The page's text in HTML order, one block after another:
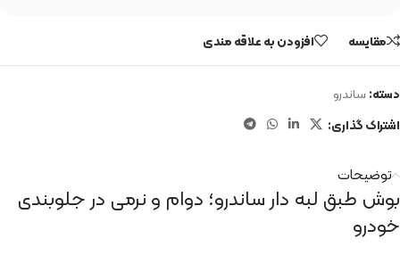
مقایسه افزودن به علاقه مندی
دسته: ساندرو
اشتراک گذاری:
توضیحات
بوش طبق لبه دار ساندرو؛ دوام و نرمی در جلوبندی
خودرو